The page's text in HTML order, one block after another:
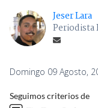
Jeser Lara
Periodista
Domingo 09 Agosto,
Seguimos criterios de